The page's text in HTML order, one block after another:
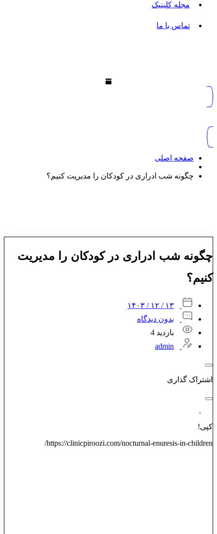
مجله کلینیک
تماس با ما
صفحه اصلی
چگونه شب ادراری در کودکان را مدیریت کنیم؟
چگونه شب ادراری در کودکان را مدیریت
کنیم؟
۱۳ / ۱۲ / ۱۴۰۳
بدون دیدگاه
بازدید 4
admin
اشتراک گذاری
کپی!
https://clinicpiroozi.com/nocturnal-enuresis-in-children/